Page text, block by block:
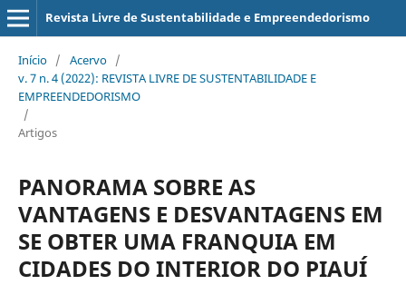
Revista Livre de Sustentabilidade e Empreendedorismo
Início / Acervo /
v. 7 n. 4 (2022): REVISTA LIVRE DE SUSTENTABILIDADE E
EMPREENDEDORISMO
/
Artigos
PANORAMA SOBRE AS
VANTAGENS E DESVANTAGENS EM
SE OBTER UMA FRANQUIA EM
CIDADES DO INTERIOR DO PIAUÍ